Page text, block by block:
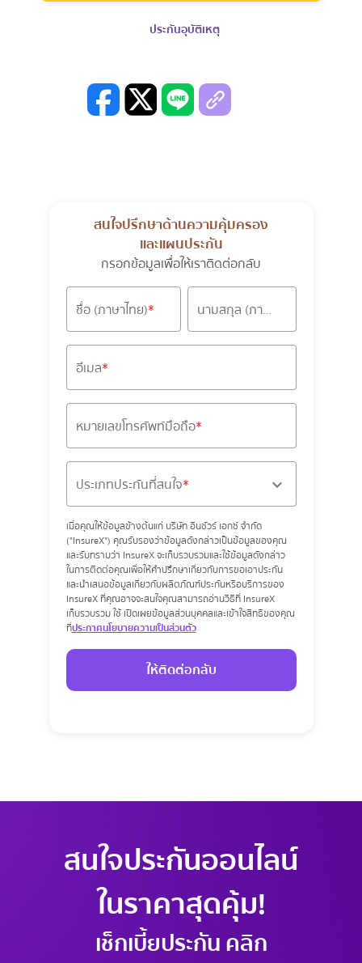
ประกันอุบัติเหตุ
สนใจปรึกษาด้านความคุ้มครอง
และแผนประกัน
กรอกข้อมูลเพื่อให้เราติดต่อกลับ
ชื่อ (ภาษาไทย) นามสกุล (ภาษาไทย)
อีเมล
หมายเลขโทรศัพท์มือถือ
ประเภทประกันที่สนใจ
เมื่อคุณให้ข้อมูลข้างต้นแก่ บริษัท อินชัวร์ เอกซ์ จำกัด
("InsureX") คุณรับรองว่าข้อมูลดังกล่าวเป็นข้อมูลของคุณ
และรับทราบว่า InsureX จะเก็บรวบรวมและใช้ข้อมูลดังกล่าว
ในการติดต่อคุณเพื่อให้คำปรึกษาเกี่ยวกับการขอเอาประกัน
และนำเสนอข้อมูลเกี่ยวกับผลิตภัณฑ์ประกันหรือบริการของ
InsureX ที่คุณอาจจะสนใจคุณสามารถอ่านวิธีที่ InsureX
เก็บรวบรวม ใช้ เปิดเผยข้อมูลส่วนบุคคลและเข้าใจสิทธิของคุณ
ที่ประกาศนโยบายความเป็นส่วนตัว
ให้ติดต่อกลับ
สนใจประกันออนไลน์
ในราคาสุดคุ้ม!
เช็กเบี้ยประกัน คลิก